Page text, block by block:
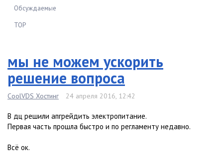
Обсуждаемые
TOP
мы не можем ускорить
решение вопроса
CoolVDS Хостинг 24 апреля 2016, 12:42
В дц решили апгрейдить электропитание.
Первая часть прошла быстро и по регламенту недавно.
Всё ок.